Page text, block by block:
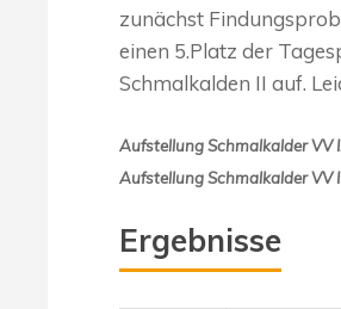
zunächst
einen 5.Platz der
Schmalkalden II auf.
Aufstellung Schmalkalder VV
Aufstellung Schmalkalder VV
Ergebnisse